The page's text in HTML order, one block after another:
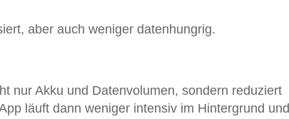
aber auch weniger datenhungrig.
nur Akku und Datenvolumen, sondern reduziert
läuft dann weniger intensiv im Hintergrund und